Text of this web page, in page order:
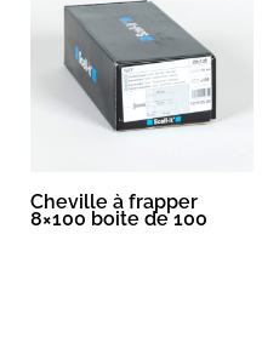
Cheville à frapper
8×100 boite de 100